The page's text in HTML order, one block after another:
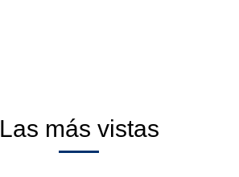
Las más vistas